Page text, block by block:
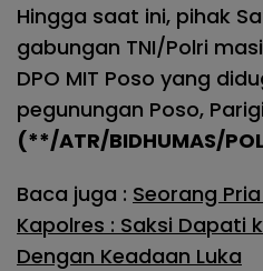
Hingga saat ini, pihak
gabungan TNI/Polri
DPO MIT Poso yang
pegunungan Poso,
(**/ATR/BIDHUMAS/
Baca juga : Seorang
Kapolres : Saksi Dapati
Dengan Keadaan Luka